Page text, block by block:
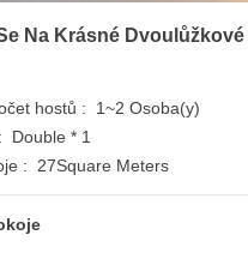
Na Krásné Dvoulůžkové
hostů :
1~2 Osoba(y)
Double * 1
: 27Square Meters